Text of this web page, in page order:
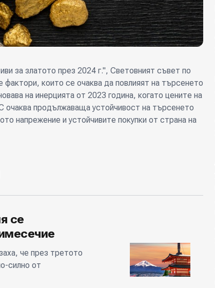
за златото през 2024 г.", Световният съвет по
които се очаква да повлияят на търсенето
на инерцията от 2023 година, когато цените на
очаква продължаваща устойчивост на търсенето
напрежение и устойчивите покупки от страна на
се
че през третото
силно от